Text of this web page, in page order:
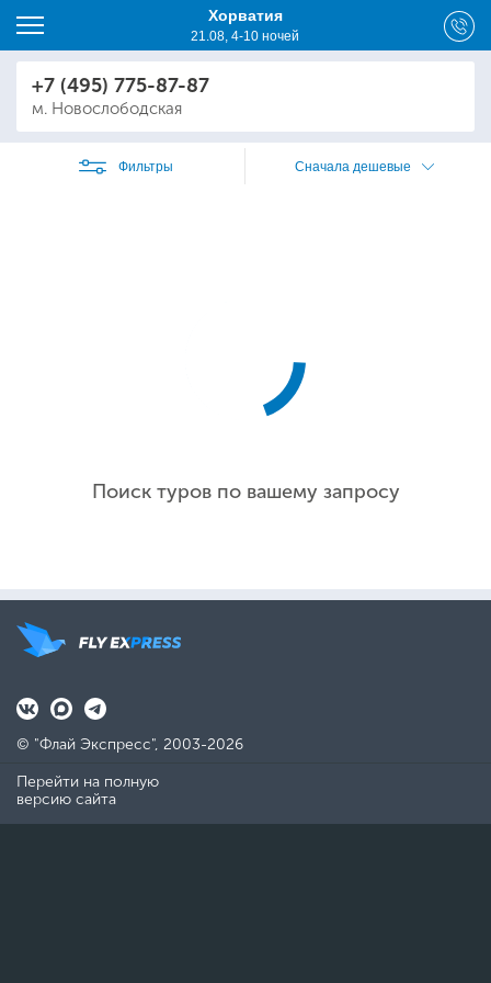
Хорватия
21.08, 4-10 ночей
+7 (495) 775-87-87
м. Новослободская
Фильтры Сначала дешевые
Поиск туров по вашему запросу
© "Флай Экспресс", 2003-2026
Перейти на полную
версию сайта